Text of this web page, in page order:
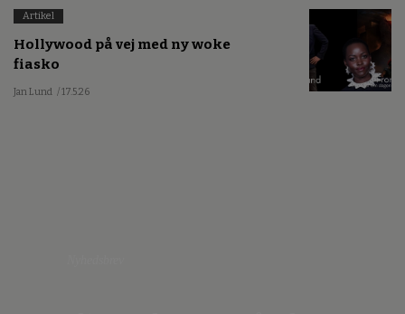
Artikel
Hollywood på vej med ny woke
fiasko
Jan Lund / 17.5.26